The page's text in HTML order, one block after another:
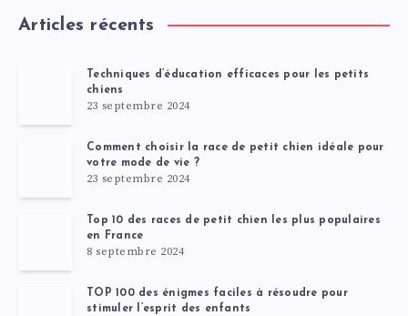
Articles récents
Techniques d’éducation efficaces pour les petits
chiens
23 septembre 2024
Comment choisir la race de petit chien idéale pour
votre mode de vie ?
23 septembre 2024
Top 10 des races de petit chien les plus populaires
en France
8 septembre 2024
TOP 100 des énigmes faciles à résoudre pour
stimuler l’esprit des enfants